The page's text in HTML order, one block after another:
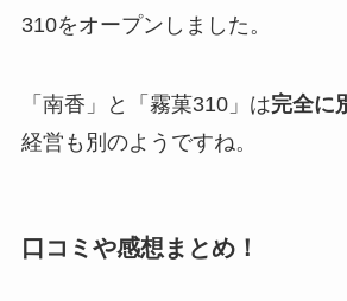
310をオープンしました。
「南香」と「霧菓310」は完全に
経営も別のようですね。
口コミや感想まとめ！